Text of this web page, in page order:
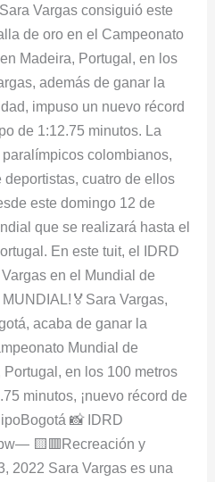
Vargas consiguió este
de oro en el Campeonato
Madeira, Portugal, en los
además de ganar la
impuso un nuevo récord
de 1:12.75 minutos. La
colombianos,
cuatro de ellos
este domingo 12 de
que se realizará hasta el
En este tuit, el IDRD
en el Mundial de
Vargas,
acaba de ganar la
Mundial de
en los 100 metros
minutos, ¡nuevo récord de
📸 IDRD
🟨🟥Recreación y
2022 Sara Vargas es una